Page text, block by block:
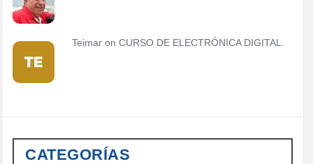
Teimar on CURSO DE ELECTRÓNICA DIGITAL.
CATEGORÍAS